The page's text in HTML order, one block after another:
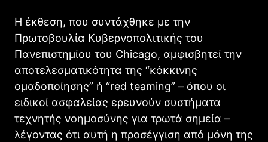
Η έκθεση, που συντάχθηκε με την
Πρωτοβουλία Κυβερνοπολιτικής του
Πανεπιστημίου του Chicago, αμφισβητεί την
αποτελεσματικότητα της “κόκκινης
ομαδοποίησης” ή “red teaming” – όπου οι
ειδικοί ασφαλείας ερευνούν συστήματα
τεχνητής νοημοσύνης για τρωτά σημεία –
λέγοντας ότι αυτή η προσέγγιση από μόνη της